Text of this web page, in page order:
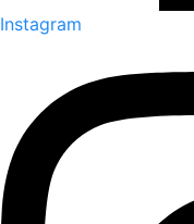
Instagram